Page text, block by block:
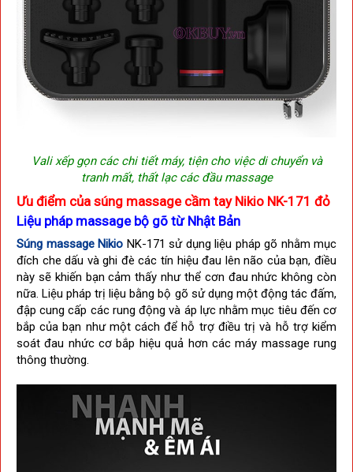
Vali xếp gọn các chi tiết máy, tiện cho việc di chuyển và
tranh mất, thất lạc các đầu massage
Ưu điểm của súng massage cầm tay Nikio NK-171 đỏ
Liệu pháp massage bộ gõ từ Nhật Bản
Súng massage Nikio NK-171 sử dụng liệu pháp gõ nhằm mục
đích che dấu và ghi đè các tín hiệu đau lên não của bạn, điều
này sẽ khiến bạn cảm thấy như thể cơn đau nhức không còn
nữa. Liệu pháp trị liệu bằng bộ gõ sử dụng một động tác đấm,
đập cung cấp các rung động và áp lực nhằm mục tiêu đến cơ
bắp của bạn như một cách để hỗ trợ điều trị và hỗ trợ kiểm
soát đau nhức cơ bắp hiệu quả hơn các máy massage rung
thông thường.